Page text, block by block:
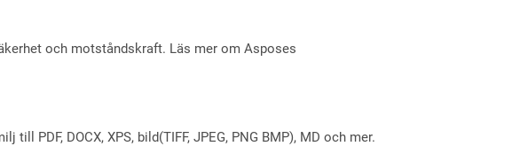
och motståndskraft. Läs mer om Asposes
PDF, DOCX, XPS, bild(TIFF, JPEG, PNG BMP), MD och mer.